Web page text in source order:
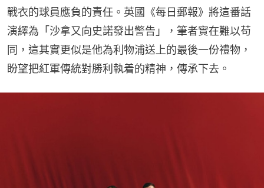
戰衣的球員應負的責任。英國《每日郵報》將這番話
演繹為「沙拿又向史諾發出警告」，筆者實在難以苟
同，這其實更似是他為利物浦送上的最後一份禮物，
盼望把紅軍傳統對勝利執着的精神，傳承下去。